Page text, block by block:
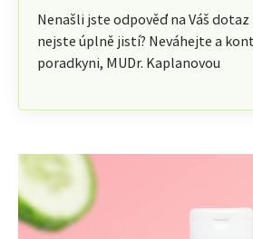
Nenašli jste odpověď na Váš
nejste úplně jistí? Neváhejte a
poradkyni, MUDr. Kaplanovou